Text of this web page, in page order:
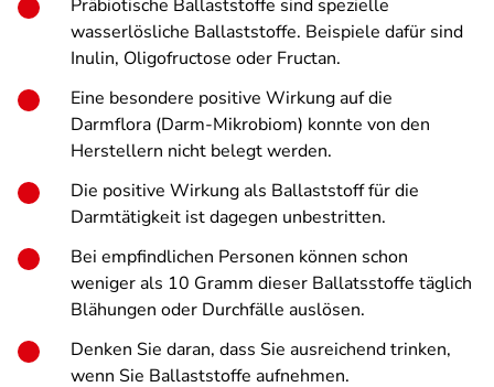
Präbiotische Ballaststoffe sind spezielle
wasserlösliche Ballaststoffe. Beispiele dafür sind
Inulin, Oligofructose oder Fructan.
Eine besondere positive Wirkung auf die
Darmflora (Darm-Mikrobiom) konnte von den
Herstellern nicht belegt werden.
Die positive Wirkung als Ballaststoff für die
Darmtätigkeit ist dagegen unbestritten.
Bei empfindlichen Personen können schon
weniger als 10 Gramm dieser Ballatsstoffe täglich
Blähungen oder Durchfälle auslösen.
Denken Sie daran, dass Sie ausreichend trinken,
wenn Sie Ballaststoffe aufnehmen.